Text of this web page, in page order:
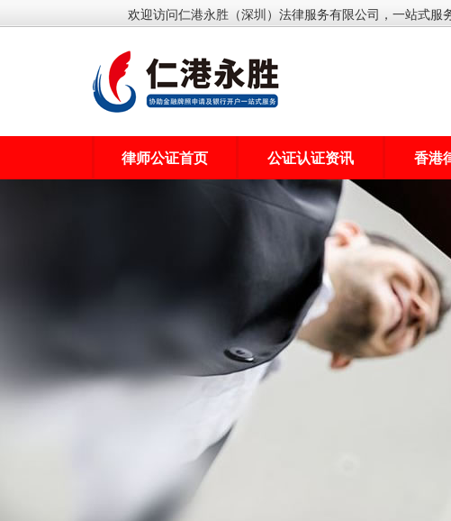
欢迎访问仁港永胜（深圳）法律服务有限公司，一站式服
律师公证首页 公证认证资讯 香港